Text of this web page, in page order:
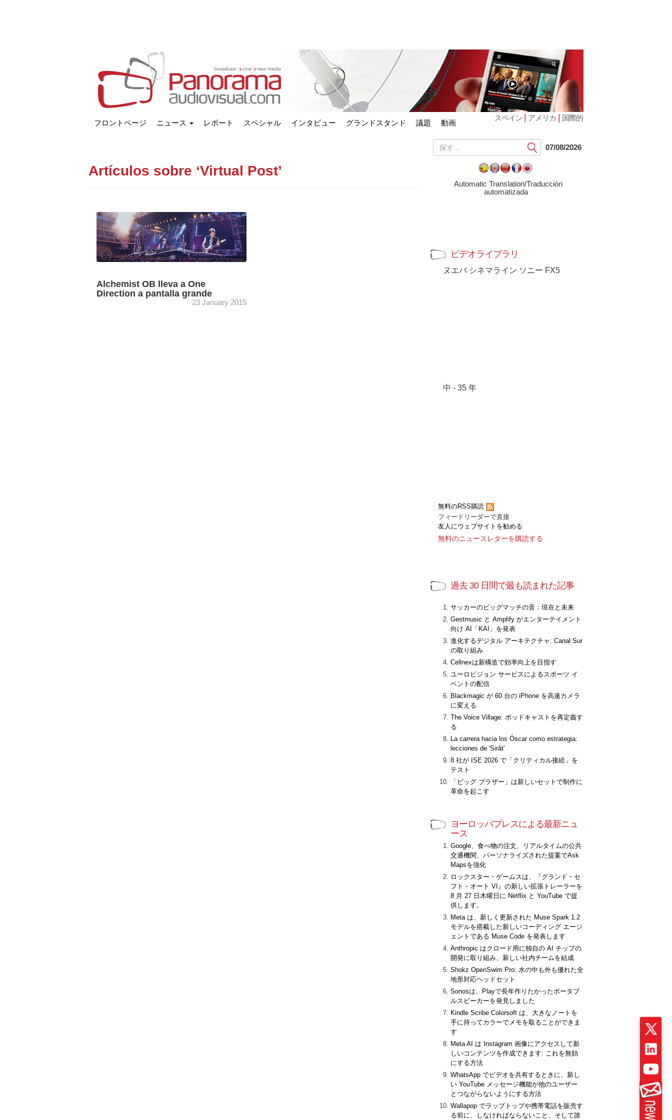
フロントページ ニュース レポート スペシャル インタビュー グランドスタンド 議題 動画
スペイン | アメリカ | 国際的
Artículos sobre ‘Virtual Post’
Alchemist OB lleva a One
Direction a pantalla grande
23 January 2015
提
出
る
07/08/2026
Automatic Translation/Traducción
automatizada
ビデオライブラリ
ヌエバ シネマライン ソニー FX5
中 - 35 年
無料のRSS購読
フィードリーダーで直接
友人にウェブサイトを勧める
無料のニュースレターを購読する
過去 30 日間で最も読まれた記事
サッカーのビッグマッチの音：現在と未来
Gestmusic と Amplify がエンターテイメント
向け AI「KAI」を発表
進化するデジタル アーキテクチャ: Canal Sur
の取り組み
Cellnexは新構造で効率向上を目指す
ユーロビジョン サービスによるスポーツ イ
ベントの配信
Blackmagic が 60 台の iPhone を高速カメラ
に変える
The Voice Village: ポッドキャストを再定義す
る
La carrera hacia los Óscar como estrategia:
lecciones de 'Sirât'
8 社が ISE 2026 で「クリティカル接続」を
テスト
「ビッグ ブラザー」は新しいセットで制作に
革命を起こす
ヨーロッパプレスによる最新ニュ
ース
Google、食べ物の注文、リアルタイムの公共
交通機関、パーソナライズされた提案でAsk
Mapsを強化
ロックスター・ゲームスは、『グランド・セ
フト・オート VI』の新しい拡張トレーラーを
8 月 27 日木曜日に Netflix と YouTube で提
供します。
Meta は、新しく更新された Muse Spark 1.2
モデルを搭載した新しいコーディング エージ
ェントである Muse Code を発表します
Anthropic はクロード用に独自の AI チップの
開発に取り組み、新しい社内チームを結成
Shokz OpenSwim Pro: 水の中も外も優れた全
地形対応ヘッドセット
Sonosは、Playで長年作りたかったポータブ
ルスピーカーを発見しました
Kindle Scribe Colorsoft は、大きなノートを
手に持ってカラーでメモを取ることができま
す
Meta AI は Instagram 画像にアクセスして新
しいコンテンツを作成できます: これを無効
にする方法
WhatsApp でビデオを共有するときに、新し
い YouTube メッセージ機能が他のユーザー
とつながらないようにする方法
Wallapop でラップトップや携帯電話を販売す
る前に、しなければならないこと、そして誰